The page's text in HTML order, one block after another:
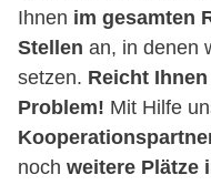
Ihnen im gesamten
Stellen an, in denen
setzen. Reicht
Problem! Mit Hilfe
noch weitere Plätze